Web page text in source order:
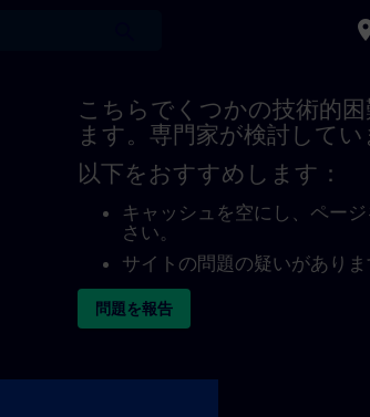
こちらでくつかの技術的
ます。専門家が検討してい
以下をおすすめします：
キャッシュを空にし、ペー
さい。
サイトの問題の疑いがありま
問題を報告